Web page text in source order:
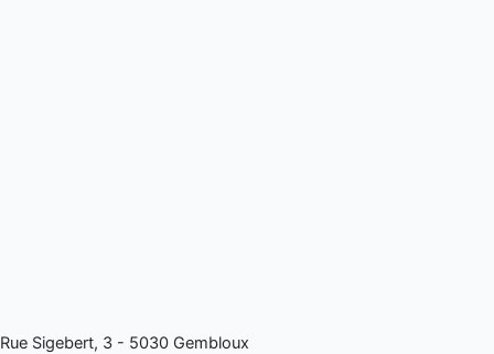
Rue Sigebert, 3 - 5030 Gembloux